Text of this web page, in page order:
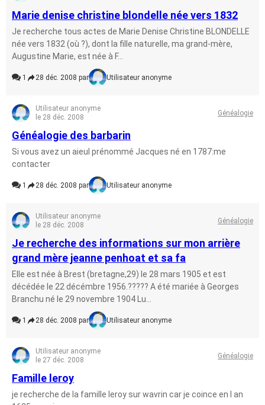
Marie denise christine blondelle née vers 1832
Je recherche tous actes de Marie Denise Christine BLONDELLE
née vers 1832 (où ?), dont la fille naturelle, ma grand-mère,
Augustine Marie, est née à F...
1 28 déc. 2008 par Utilisateur anonyme
Utilisateur anonyme
le 28 déc. 2008
Généalogie
Généalogie des barbarin
Si vous avez un aieul prénommé Jacques né en 1787:me
contacter
1 28 déc. 2008 par Utilisateur anonyme
Utilisateur anonyme
le 28 déc. 2008
Généalogie
Je recherche des informations sur mon arrière
grand mère jeanne penhoat et sa fa
Elle est née à Brest (bretagne,29) le 28 mars 1905 et est
décédée le 22 décémbre 1956.????? A été mariée à Georges
Branchu né le 29 novembre 1904 Lu...
1 28 déc. 2008 par Utilisateur anonyme
Utilisateur anonyme
le 27 déc. 2008
Généalogie
Famille leroy
je recherche de la famille leroy sur wavrin car je coince en l an